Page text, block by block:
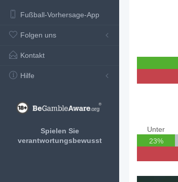
Fußball-Vorhersage-App
Folgen uns
Kontakt
Hilfe
Spielen Sie
verantwortungsbewusst
Unter
23%